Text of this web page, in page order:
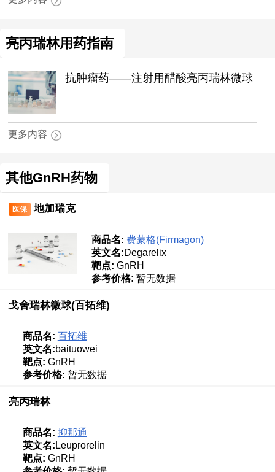
亮丙瑞林用药指南
抗肿瘤药——注射用醋酸亮丙瑞林微球
更多内容
其他GnRH药物
医保 地加瑞克
商品名: 费蒙格(Firmagon)
英文名:Degarelix
靶点: GnRH
参考价格: 暂无数据
戈舍瑞林微球(百拓维)
商品名: 百拓维
英文名:baituowei
靶点: GnRH
参考价格: 暂无数据
亮丙瑞林
商品名: 抑那通
英文名: Leuprorelin
靶点: GnRH